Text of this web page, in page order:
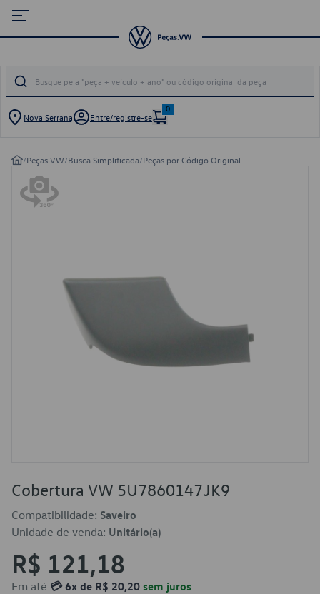
Nova Serrana Entre/registre-se
0
/Peças VW/Busca Simplificada/Peças por Código Original
Cobertura VW 5U7860147JK9
Compatibilidade: Saveiro
Unidade de venda: Unitário(a)
R$ 121,18
Em até 💳 6x de R$ 20,20 sem juros